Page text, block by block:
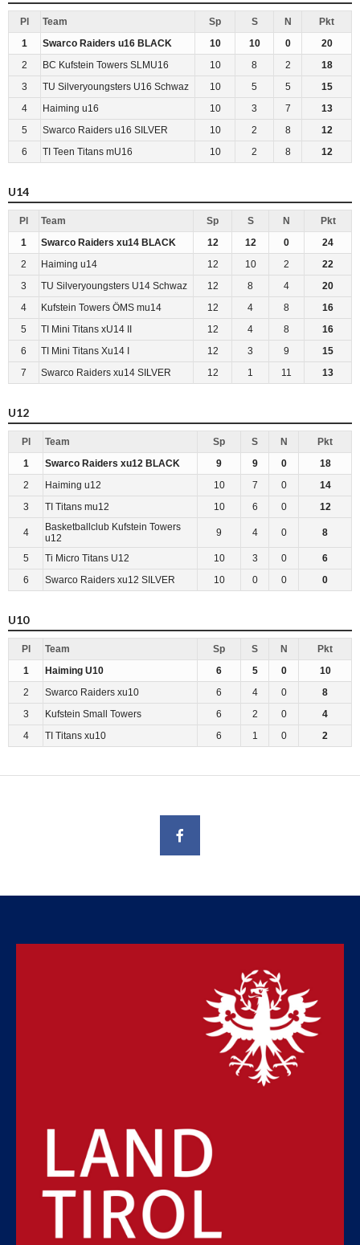
Pl Team Sp S N
Pkt
1
Swarco Raiders u16 BLACK 10 10 0
20
2
BC Kufstein Towers SLMU16 10 8 2
18
3
TU Silveryoungsters U16 Schwaz 10 5 5
15
4
Haiming u16 10 3 7
13
5
Swarco Raiders u16 SILVER 10 2 8
12
6
TI Teen Titans mU16 10 2 8 12
U14
Pl Team Sp S N
Pkt
1
Swarco Raiders xu14 BLACK 12 12 0
24
2
Haiming u14 12 10 2
22
3
TU Silveryoungsters U14 Schwaz 12 8 4
20
4
Kufstein Towers ÖMS mu14 12 4 8
16
5
TI Mini Titans xU14 II 12 4 8
16
6
TI Mini Titans Xu14 I 12 3 9
15
7
Swarco Raiders xu14 SILVER 12 1 11 13
U12
Pl Team Sp S N
Pkt
1
Swarco Raiders xu12 BLACK 9 9 0
18
2
Haiming u12 10 7 0
14
3
TI Titans mu12 10 6 0 12
4
Basketballclub Kufstein Towers
u12
9 4 0 8
5 Ti Micro Titans U12 10 3 0
6
6
Swarco Raiders xu12 SILVER 10 0 0 0
U10
Pl Team Sp S N
Pkt
1
Haiming U10 6 5 0
10
2
Swarco Raiders xu10 6 4 0
8
3
Kufstein Small Towers 6 2 0
4
4
TI Titans xu10 6 1 0 2